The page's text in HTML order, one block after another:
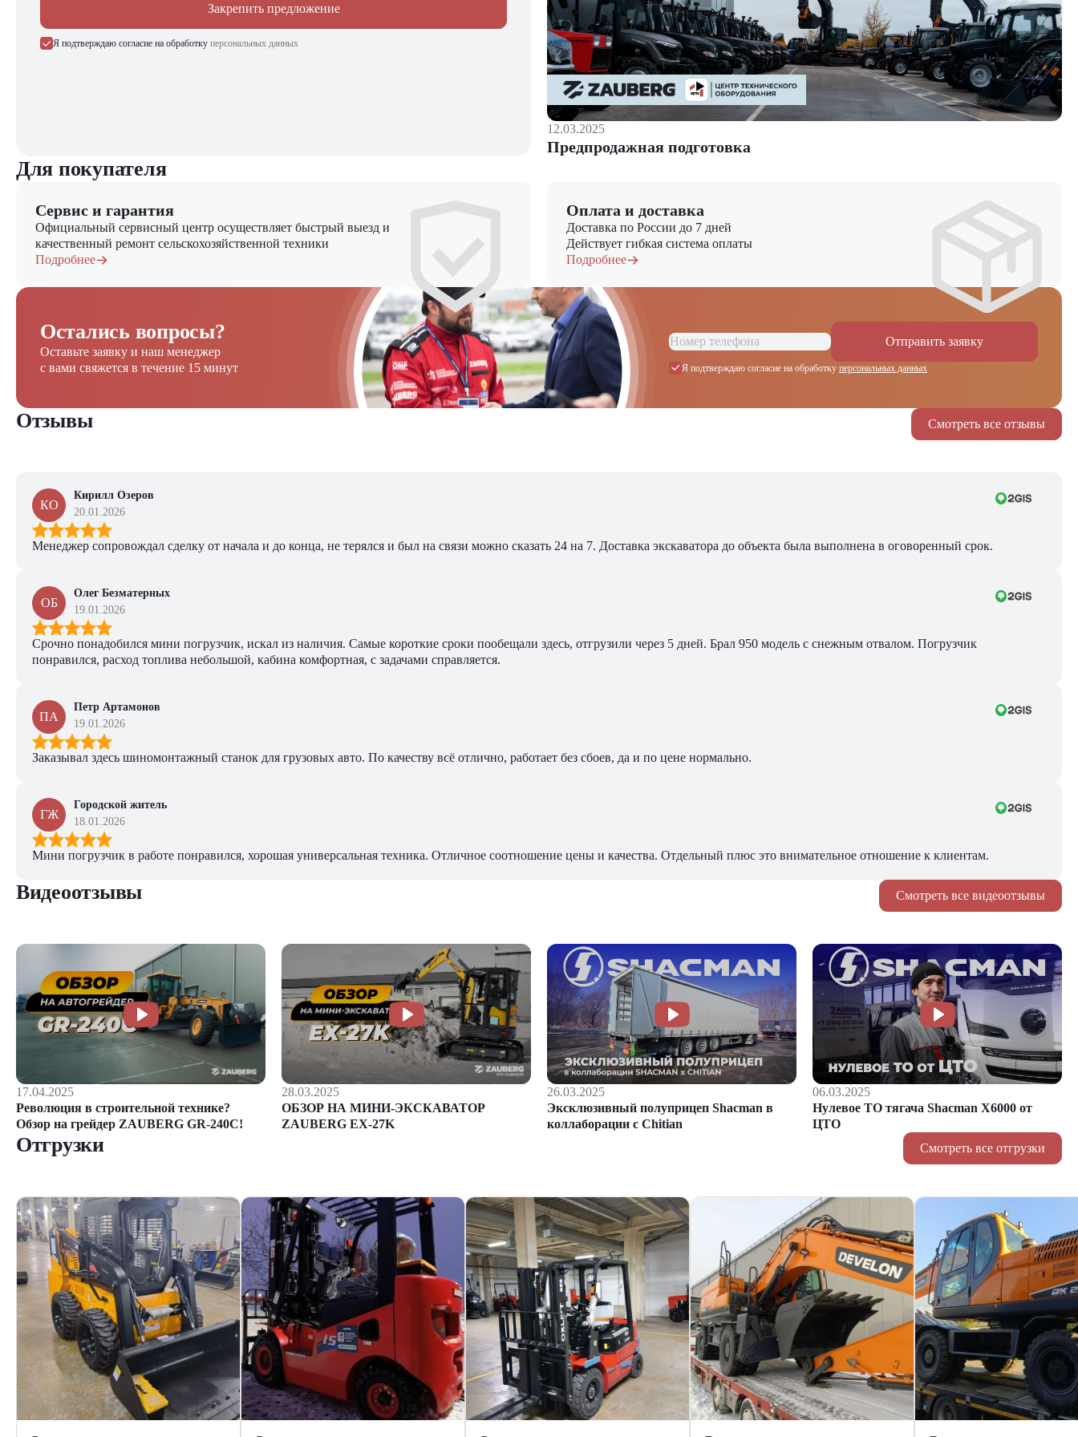
Закрепить предложение
Я подтверждаю согласие на обработку персональных данных
12.03.2025
Предпродажная подготовка
Для покупателя
Сервис и гарантия
Официальный сервисный центр осуществляет быстрый выезд и
качественный ремонт сельскохозяйственной техники
Подробнее
Оплата и доставка
Доставка по России до 7 дней
Действует гибкая система оплаты
Подробнее
Остались вопросы?
Оставьте заявку и наш менеджер
с вами свяжется в течение 15 минут
Отправить заявку
Я подтверждаю согласие на обработку персональных данных
Смотреть все отзывы
Отзывы
КО
Кирилл Озеров
20.01.2026
Менеджер сопровождал сделку от начала и до конца, не терялся и был на связи можно сказать 24 на 7. Доставка экскаватора до объекта была выполнена в оговоренный срок.
ОБ
Олег Безматерных
19.01.2026
Срочно понадобился мини погрузчик, искал из наличия. Самые короткие сроки пообещали здесь, отгрузили через 5 дней. Брал 950 модель с снежным отвалом. Погрузчик
понравился, расход топлива небольшой, кабина комфортная, с задачами справляется.
ПА
Петр Артамонов
19.01.2026
Заказывал здесь шиномонтажный станок для грузовых авто. По качеству всё отлично, работает без сбоев, да и по цене нормально.
ГЖ
Городской житель
18.01.2026
Мини погрузчик в работе понравился, хорошая универсальная техника. Отличное соотношение цены и качества. Отдельный плюс это внимательное отношение к клиентам.
Смотреть все видеоотзывы
Видеоотзывы
17.04.2025
Революция в строительной технике?
Обзор на грейдер ZAUBERG GR-240C!
28.03.2025
ОБЗОР НА МИНИ-ЭКСКАВАТОР
ZAUBERG EX-27K
26.03.2025
Эксклюзивный полуприцеп Shacman в
коллаборации с Chitian
06.03.2025
Нулевое ТО тягача Shacman Х6000 от
ЦТО
Смотреть все отгрузки
Отгрузки